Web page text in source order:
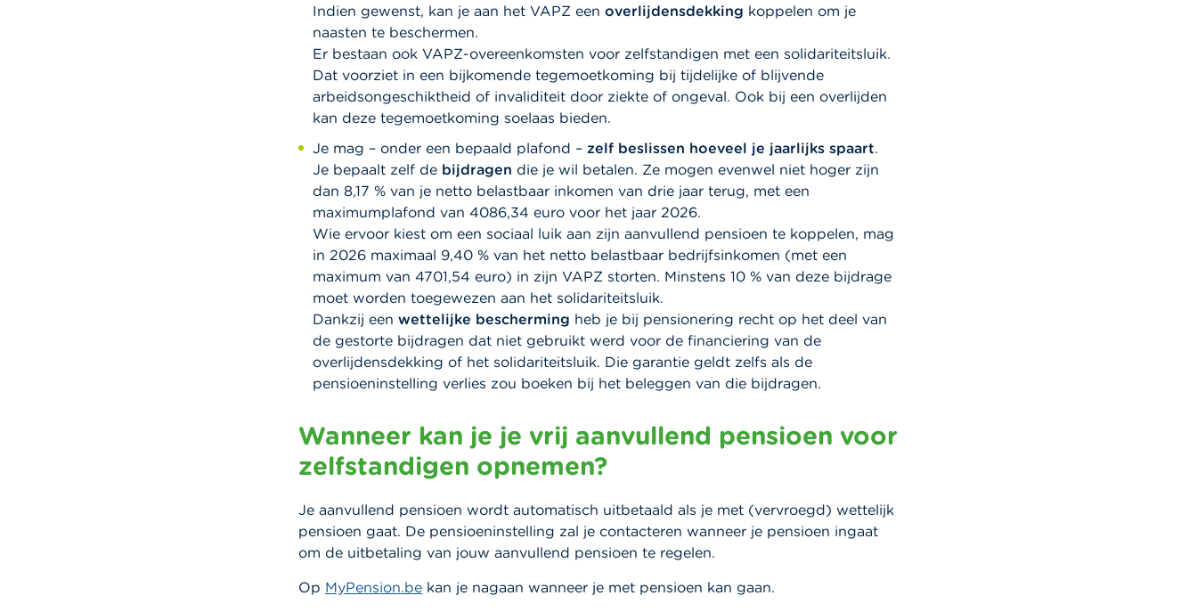
Indien gewenst, kan je aan het VAPZ een overlijdensdekking koppelen om je
naasten te beschermen.
Er bestaan ook VAPZ-overeenkomsten voor zelfstandigen met een solidariteitsluik.
Dat voorziet in een bijkomende tegemoetkoming bij tijdelijke of blijvende
arbeidsongeschiktheid of invaliditeit door ziekte of ongeval. Ook bij een overlijden
kan deze tegemoetkoming soelaas bieden.
Je mag – onder een bepaald plafond – zelf beslissen hoeveel je jaarlijks spaart.
Je bepaalt zelf de bijdragen die je wil betalen. Ze mogen evenwel niet hoger zijn
dan 8,17 % van je netto belastbaar inkomen van drie jaar terug, met een
maximumplafond van 4086,34 euro voor het jaar 2026.
Wie ervoor kiest om een sociaal luik aan zijn aanvullend pensioen te koppelen, mag
in 2026 maximaal 9,40 % van het netto belastbaar bedrijfsinkomen (met een
maximum van 4701,54 euro) in zijn VAPZ storten. Minstens 10 % van deze bijdrage
moet worden toegewezen aan het solidariteitsluik.
Dankzij een wettelijke bescherming heb je bij pensionering recht op het deel van
de gestorte bijdragen dat niet gebruikt werd voor de financiering van de
overlijdensdekking of het solidariteitsluik. Die garantie geldt zelfs als de
pensioeninstelling verlies zou boeken bij het beleggen van die bijdragen.
Wanneer kan je je vrij aanvullend pensioen voor
zelfstandigen opnemen?
Je aanvullend pensioen wordt automatisch uitbetaald als je met (vervroegd) wettelijk
pensioen gaat. De pensioeninstelling zal je contacteren wanneer je pensioen ingaat
om de uitbetaling van jouw aanvullend pensioen te regelen.
Op MyPension.be kan je nagaan wanneer je met pensioen kan gaan.